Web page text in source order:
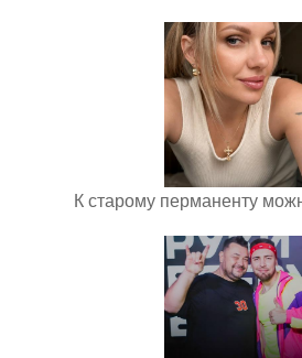
К старому перманенту